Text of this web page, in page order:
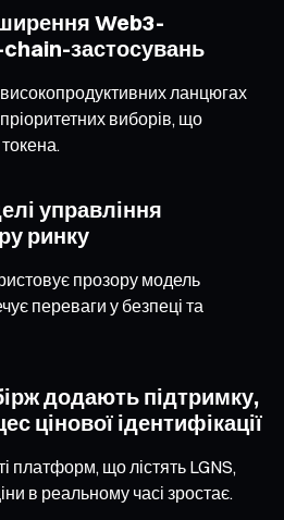
Web3-
chain-застосувань
ланцюгах
виборів, що
управління
ринку
прозору модель
переваги у безпеці та
додають підтримку,
цінової ідентифікації
платформ, що лістять LGNS,
в реальному часі зростає.